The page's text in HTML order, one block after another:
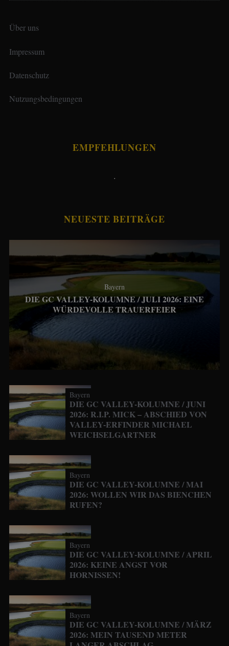
Über uns
Impressum
Datenschutz
Nutzungsbedingungen
EMPFEHLUNGEN
.
NEUESTE BEITRÄGE
Bayern
DIE GC VALLEY-KOLUMNE / JULI 2026: EINE
WÜRDEVOLLE TRAUERFEIER
Bayern
DIE GC VALLEY-KOLUMNE / JUNI
2026: R.I.P. MICK – ABSCHIED VON
VALLEY-ERFINDER MICHAEL
WEICHSELGARTNER
Bayern
DIE GC VALLEY-KOLUMNE / MAI
2026: WOLLEN WIR DAS BIENCHEN
RUFEN?
Bayern
DIE GC VALLEY-KOLUMNE / APRIL
2026: KEINE ANGST VOR
HORNISSEN!
Bayern
DIE GC VALLEY-KOLUMNE / MÄRZ
2026: MEIN TAUSEND METER